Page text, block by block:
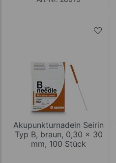
Akupunkturnadeln Seirin
Typ B, braun, 0,30 x 30
mm, 100 Stück